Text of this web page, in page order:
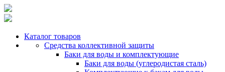
Каталог товаров
Средства коллективной защиты
Баки для воды и комплектующие
Баки для воды (углеродистая сталь)